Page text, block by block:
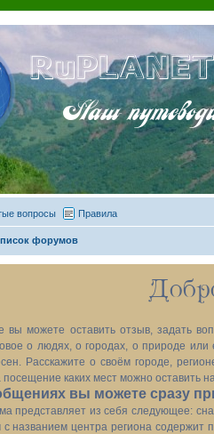
Наш
вопросы Правила
форумов
вы можете оставить отзыв, задать
о людях, о городах, о природе
Расскажите о своём городе,
посещение каких мест можно оставить
вы можете сразу
представляет из себя следующее:
названием центра региона